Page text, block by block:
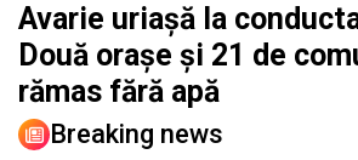
Avarie uriașă la
Două orașe și 21 de
rămas fără apă
Breaking news